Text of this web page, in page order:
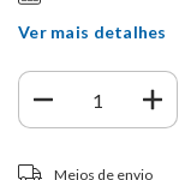
Ver mais detalhes
Entregas para o CEP:
Meios de envio